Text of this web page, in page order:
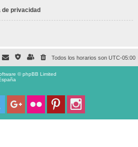
de privacidad
Todos los horarios son UTC-05:00
© phpBB Limited